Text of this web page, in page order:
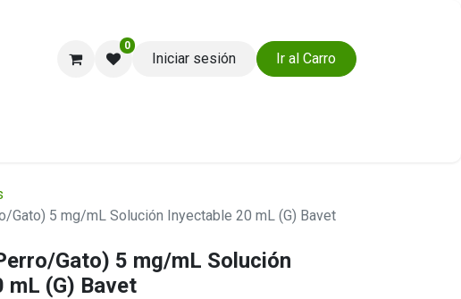
0
Iniciar sesión Ir al Carro
Gato) 5 mg/mL Solución Inyectable 20 mL (G) Bavet
Gato) 5 mg/mL Solución
mL (G) Bavet